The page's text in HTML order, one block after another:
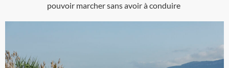
pouvoir marcher sans avoir à conduire